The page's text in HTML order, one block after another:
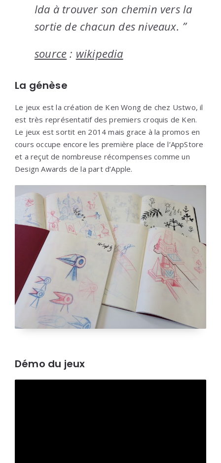
Ida à trouver son chemin vers la
sortie de chacun des niveaux. ”
source : wikipedia
La génèse
Le jeux est la création de Ken Wong de chez Ustwo, il
est très représentatif des premiers croquis de Ken.
Le jeux est sortit en 2014 mais grace à la promos en
cours occupe encore les première place de l’AppStore
et a reçut de nombreuse récompenses comme un
Design Awards de la part d’Apple.
Démo du jeux